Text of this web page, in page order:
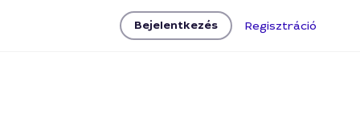
Bejelentkezés Regisztráció